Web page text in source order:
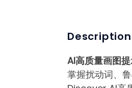
Description
AI高质量画图
掌握扰动词、